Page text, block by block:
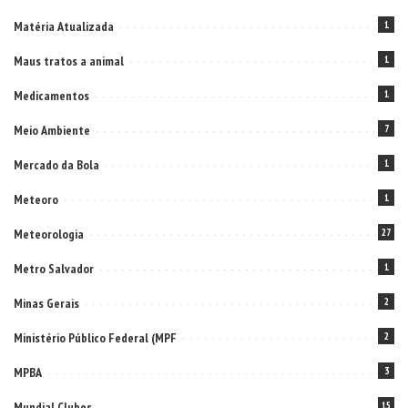
Matéria Atualizada 1
Maus tratos a animal 1
Medicamentos 1
Meio Ambiente 7
Mercado da Bola 1
Meteoro 1
Meteorologia 27
Metro Salvador 1
Minas Gerais 2
Ministério Público Federal (MPF 2
MPBA 3
15